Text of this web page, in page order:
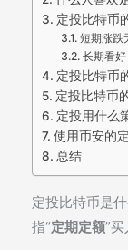
定投比特币
短期涨跌
长期看
定投比特币
定投比特币
定投用什么
使用币安的
总结
定投比特币是什
指“定期定额”买